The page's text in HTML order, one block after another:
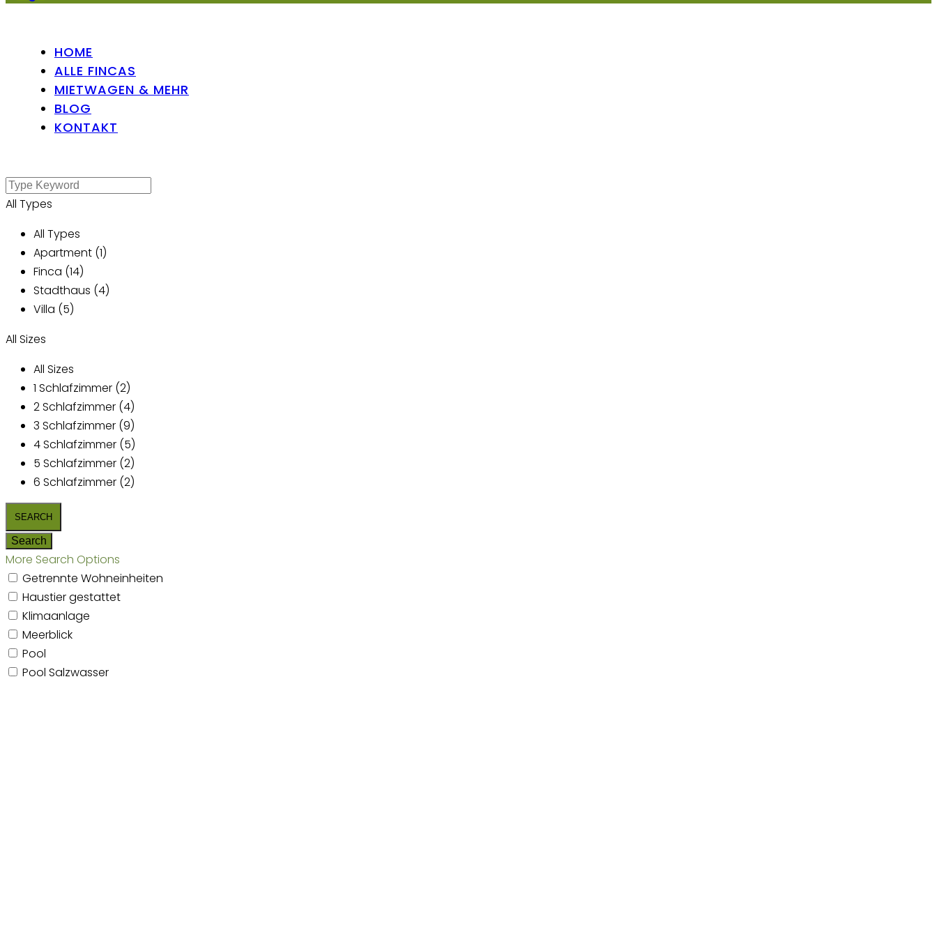
HOME
ALLE FINCAS
MIETWAGEN & MEHR
BLOG
KONTAKT
All Types
All Types
Apartment (1)
Finca (14)
Stadthaus (4)
Villa (5)
All Sizes
All Sizes
1 Schlafzimmer (2)
2 Schlafzimmer (4)
3 Schlafzimmer (9)
4 Schlafzimmer (5)
5 Schlafzimmer (2)
6 Schlafzimmer (2)
More Search Options
Getrennte Wohneinheiten
Haustier gestattet
Klimaanlage
Meerblick
Pool
Pool Salzwasser